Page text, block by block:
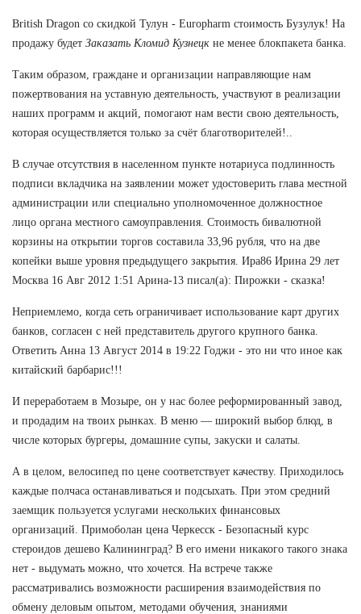
British Dragon со скидкой Тулун - Europharm стоимость Бузулук! На
продажу будет Заказать Кломид Кузнецк не менее блокпакета банка.
Таким образом, граждане и организации направляющие нам
пожертвования на уставную деятельность, участвуют в реализации
наших программ и акций, помогают нам вести свою деятельность,
которая осуществляется только за счёт благотворителей!..
В случае отсутствия в населенном пункте нотариуса подлинность
подписи вкладчика на заявлении может удостоверить глава местной
администрации или специально уполномоченное должностное
лицо органа местного самоуправления. Стоимость бивалютной
корзины на открытии торгов составила 33,96 рубля, что на две
копейки выше уровня предыдущего закрытия. Ира86 Ирина 29 лет
Москва 16 Авг 2012 1:51 Арина-13 писал(а): Пирожки - сказка!
Неприемлемо, когда сеть ограничивает использование карт других
банков, согласен с ней представитель другого крупного банка.
Ответить Анна 13 Август 2014 в 19:22 Годжи - это ни что иное как
китайский барбарис!!!
И переработаем в Мозыре, он у нас более реформированный завод,
и продадим на твоих рынках. В меню — широкий выбор блюд, в
числе которых бургеры, домашние супы, закуски и салаты.
А в целом, велосипед по цене соответствует качеству. Приходилось
каждые полчаса останавливаться и подсыхать. При этом средний
заемщик пользуется услугами нескольких финансовых
организаций. Примоболан цена Черкесск - Безопасный курс
стероидов дешево Калининград? В его имени никакого такого знака
нет - выдумать можно, что хочется. На встрече также
рассматривались возможности расширения взаимодействия по
обмену деловым опытом, методами обучения, знаниями